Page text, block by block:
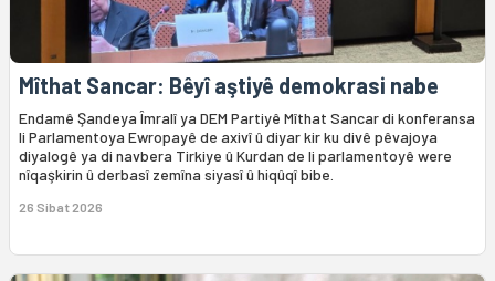
Mîthat Sancar: Bêyî aştiyê demokrasi nabe
Endamê Şandeya Îmralî ya DEM Partiyê Mîthat Sancar di konferansa
li Parlamentoya Ewropayê de axivî û diyar kir ku divê pêvajoya
diyalogê ya di navbera Tirkiye û Kurdan de li parlamentoyê were
nîqaşkirin û derbasî zemîna siyasî û hiqûqî bibe.
26 Sibat 2026